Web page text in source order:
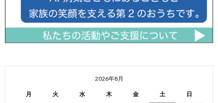
2026年8月
月 火 水 木 金 土 日